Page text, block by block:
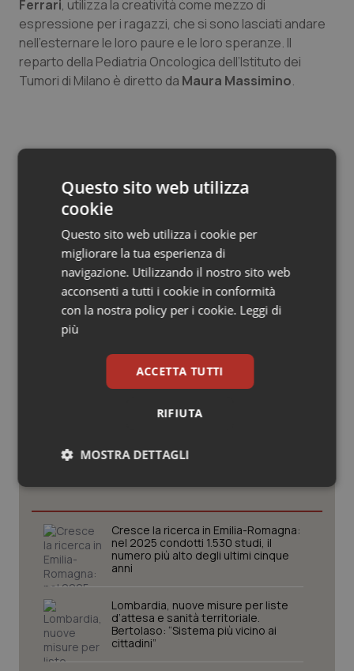
Salute orale & impianti
Sangue & coagulazione
Tumore ovarico
Tumori gastrointestinali
Ulcera & Reflusso
Ferrari, utilizza la creatività come mezzo di
espressione per i ragazzi, che si sono lasciati andare
nell’esternare le loro paure e le loro speranze. Il
reparto della Pediatria Oncologica dell’Istituto dei
Tumori di Milano è diretto da Maura Massimino.
Lorenzo Proia
20 Gennaio 2017
© Riproduzione riservata
Potrebbe interessarti in
Cresce la ricerca in Emilia-Romagna:
nel 2025 condotti 1.530 studi, il
numero più alto degli ultimi cinque
anni
Lombardia, nuove misure per liste
d’attesa e sanità territoriale.
Bertolaso: “Sistema più vicino ai
cittadini”
Questo sito web utilizza
cookie
Questo sito web utilizza i cookie per
migliorare la tua esperienza di
navigazione. Utilizzando il nostro sito web
acconsenti a tutti i cookie in conformità
con la nostra policy per i cookie. Leggi di
più
ACCETTA TUTTI
RIFIUTA
MOSTRA DETTAGLI
Necessari Statistici Marketing
Necessari Statistici Marketing
I cookie necessari contribuiscono a rendere fruibile il
sito web abilitandone funzionalità di base quali la
navigazione sulle pagine e l'accesso alle aree